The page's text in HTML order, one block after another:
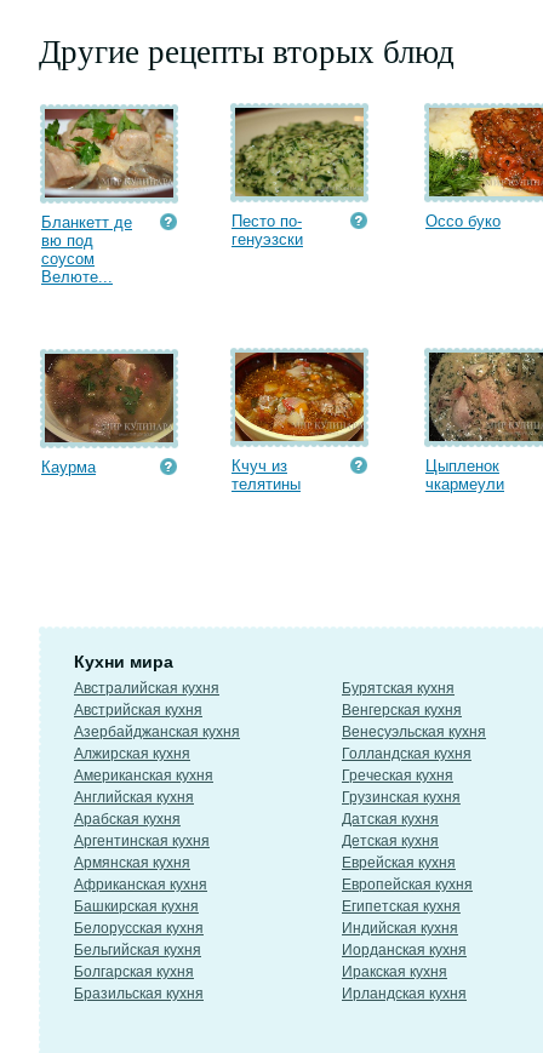
Другие рецепты вторых блюд
Бланкетт де
вю под
соусом
Велюте...
Песто по-
генуэзски
Оссо буко
Каурма
Кчуч из
телятины
Цыпленок
чкармеули
Кухни мира
Австралийская кухня
Австрийская кухня
Азербайджанская кухня
Алжирская кухня
Американская кухня
Английская кухня
Арабская кухня
Аргентинская кухня
Армянская кухня
Африканская кухня
Башкирская кухня
Белорусская кухня
Бельгийская кухня
Болгарская кухня
Бразильская кухня
Бурятская кухня
Венгерская кухня
Венесуэльская кухня
Голландская кухня
Греческая кухня
Грузинская кухня
Датская кухня
Детская кухня
Еврейская кухня
Европейская кухня
Египетская кухня
Индийская кухня
Иорданская кухня
Иракская кухня
Ирландская кухня